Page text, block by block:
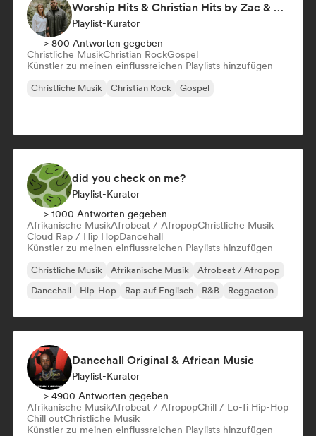
Worship Hits & Christian Hits by Zac & Mikaela
Playlist-Kurator
> 800 Antworten gegeben
Christliche MusikChristian RockGospel
Künstler zu meinen einflussreichen Playlists hinzufügen
Christliche Musik Christian Rock Gospel
did you check on me?
Playlist-Kurator
> 1000 Antworten gegeben
Afrikanische MusikAfrobeat / AfropopChristliche Musik
Cloud Rap / Hip HopDancehall
Künstler zu meinen einflussreichen Playlists hinzufügen
Christliche Musik Afrikanische Musik
Afrobeat / Afropop
Dancehall
Hip-Hop Rap auf Englisch R&B Reggaeton
Dancehall Original & African Music
Playlist-Kurator
> 4900 Antworten gegeben
Afrikanische MusikAfrobeat / AfropopChill / Lo-fi Hip-Hop
Chill outChristliche Musik
Künstler zu meinen einflussreichen Playlists hinzufügen